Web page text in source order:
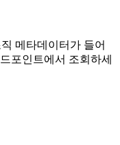
메타데이터가 들어
포인트에서 조회하세